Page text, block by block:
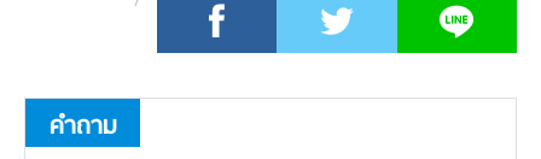
คำถาม